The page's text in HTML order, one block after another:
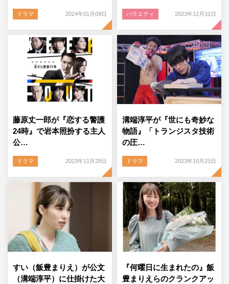
ドラマ 2024年01月09日 バラエティ 2023年12月31日
藤原丈一郎が『恋する警護
24時』で岩本照扮する主人
公…
ドラマ 2023年11月28日
溝端淳平が『世にも奇妙な
物語』「トランジスタ技術
の圧…
ドラマ 2023年10月25日
すい（飯豊まりえ）が公文
（溝端淳平）に仕掛けた大
『何曜日に生まれたの』飯
豊まりえらのクランクアッ